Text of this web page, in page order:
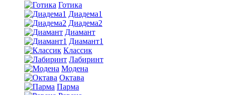
Готика
Диадема1
Диадема2
Диамант
Диамант1
Классик
Лабиринт
Модена
Октава
Парма